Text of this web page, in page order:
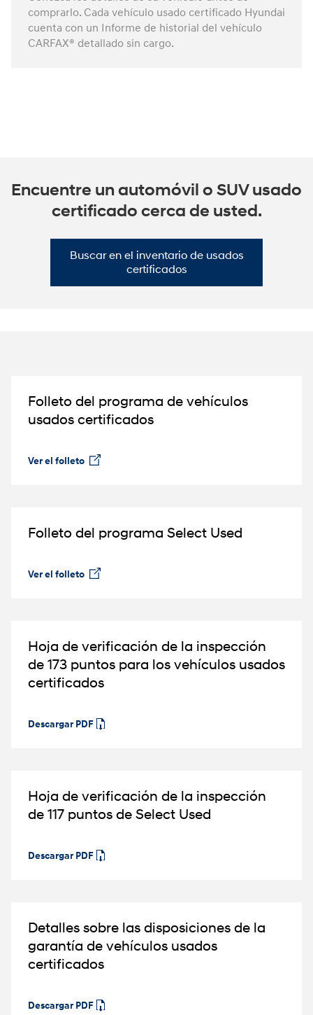
comprarlo. Cada vehículo usado certificado Hyundai
cuenta con un Informe de historial del vehículo
CARFAX® detallado sin cargo.
Encuentre un automóvil o SUV usado
certificado cerca de usted.
Buscar en el inventario de usados
certificados
Folleto del programa de vehículos
usados certificados⁠
Ver el folleto
Folleto del programa Select Used
Ver el folleto
Hoja de verificación de la inspección
de 173 puntos para los vehículos usados
certificados
Descargar PDF
Hoja de verificación de la inspección
de 117 puntos de Select Used⁠
Descargar PDF
Detalles sobre las disposiciones de la
garantía de vehículos usados
certificado⁠s
Descargar PDF